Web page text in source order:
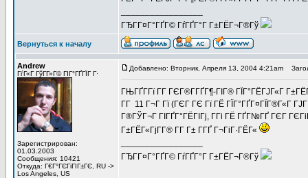
ГЂГ­Г¤Г°ГҐГ© ГѓГҐГ°Г Г±ГЁГ¬Г®Гў
Вернуться к началу
Andrew
ГѓГ«Г ГўГ­Г»Г© ГІГ°ГҐГЇГ Г·
Зарегистрирован:
01.03.2003
Сообщения: 10421
Откуда: Г€Г°ГЄГіГІГ±ГЄ, RU ->
Los Angeles, US
Добавлено: Вторник, Апреля 13, 2004 4:21am
ГЊГҐГ­Гї Г­Г ГЄГ®Г­ГҐГ¶-ГІГ® ГЇГ°ГЁГЈГ«Г
Г­Г 11 Г¬Г Гї (ГЄГ ГЄ Гї ГЁ ГЇГ°ГҐГ¤ГЇГ®Г«Г
Г®ГЎГ¬Г ГІГҐГ°ГЁГІГј, Г­Гі ГЁ ГҐГ№ГҐ ГЄГ
Г±ГЁГ«ГјГ­Г® Г­Г Г± Г­ГҐ Г¬ГіГ·ГЁГ«
ГЂГ­Г¤Г°ГҐГ© ГѓГҐГ°Г Г±ГЁГ¬Г®Гў